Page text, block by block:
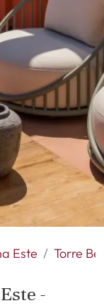
Este Torre
-